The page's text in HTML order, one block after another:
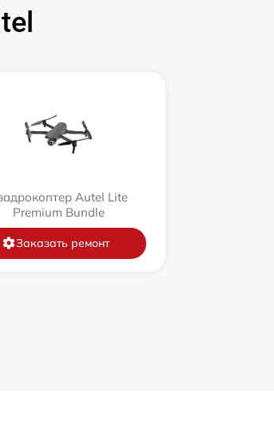
Autel Lite
Premium Bundle
Заказать ремонт